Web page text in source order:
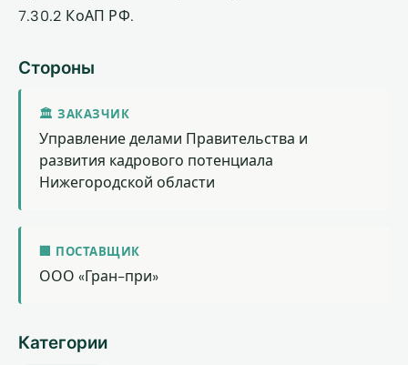
7.30.2 КоАП РФ.
Стороны
🏛 ЗАКАЗЧИК
Управление делами Правительства и
развития кадрового потенциала
Нижегородской области
🏢 ПОСТАВЩИК
ООО «Гран-при»
Категории